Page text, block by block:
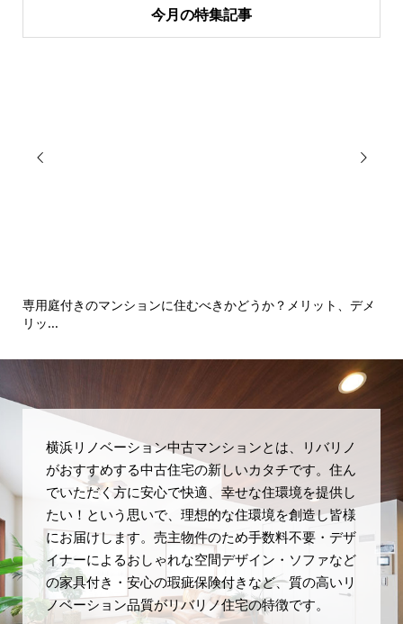
今月の特集記事

専用庭付きのマンションに住むべきかどうか？メリット、デメ
リッ...

横浜リノベーション中古マンションとは、リバリノ
がおすすめする中古住宅の新しいカタチです。住ん
でいただく方に安心で快適、幸せな住環境を提供し
たい！という思いで、理想的な住環境を創造し皆様
にお届けします。売主物件のため手数料不要・デザ
イナーによるおしゃれな空間デザイン・ソファなど
の家具付き・安心の瑕疵保険付きなど、質の高いリ
ノベーション品質がリバリノ住宅の特徴です。